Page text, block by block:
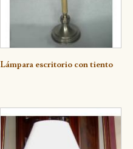
Detalle
Lámpara escritorio con tiento